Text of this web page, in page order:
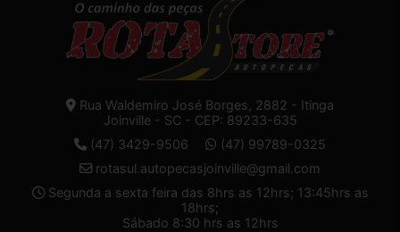
Rua Waldemiro José Borges, 2882 - Itinga
Joinville - SC - CEP: 89233-635
(47) 3429-9506
(47) 99789-0325
rotasul.autopecasjoinville@gmail.com
Segunda a sexta feira das 8hrs as 12hrs; 13:45hrs as
18hrs;
Sábado 8:30 hrs as 12hrs